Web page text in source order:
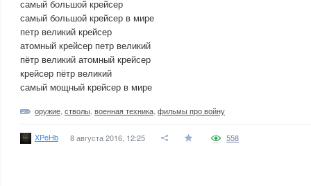
самый большой крейсер
самый большой крейсер в мире
петр великий крейсер
атомный крейсер петр великий
пётр великий атомный крейсер
крейсер пётр великий
самый мощный крейсер в мире
оружие стволы военная техника фильмы про войну
XPeHb 8 августа 2016, 12:25 558